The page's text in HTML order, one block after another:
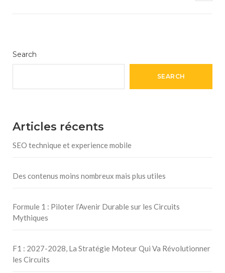
Search
SEARCH
Articles récents
SEO technique et experience mobile
Des contenus moins nombreux mais plus utiles
Formule 1 : Piloter l’Avenir Durable sur les Circuits
Mythiques
F1 : 2027-2028, La Stratégie Moteur Qui Va Révolutionner
les Circuits